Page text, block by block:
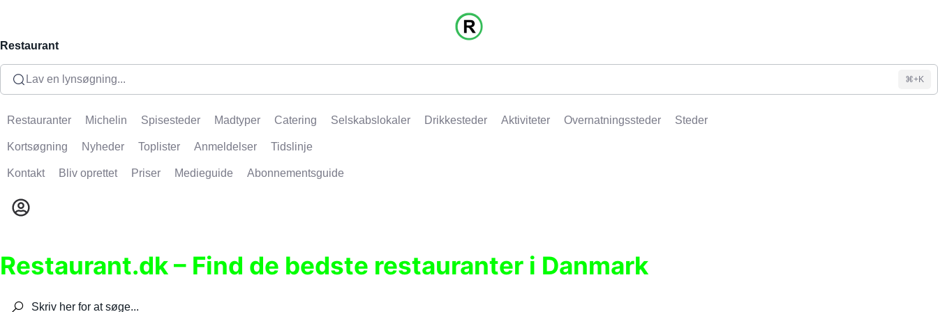
Restaurant
Lav en lynsøgning... ⌘+K
Restauranter Michelin Spisesteder Madtyper Catering Selskabslokaler Drikkesteder Aktiviteter Overnatningssteder Steder
Kortsøgning Nyheder Toplister Anmeldelser Tidslinje
Kontakt Bliv oprettet Priser Medieguide Abonnementsguide
Restaurant.dk – Find de bedste restauranter i Danmark